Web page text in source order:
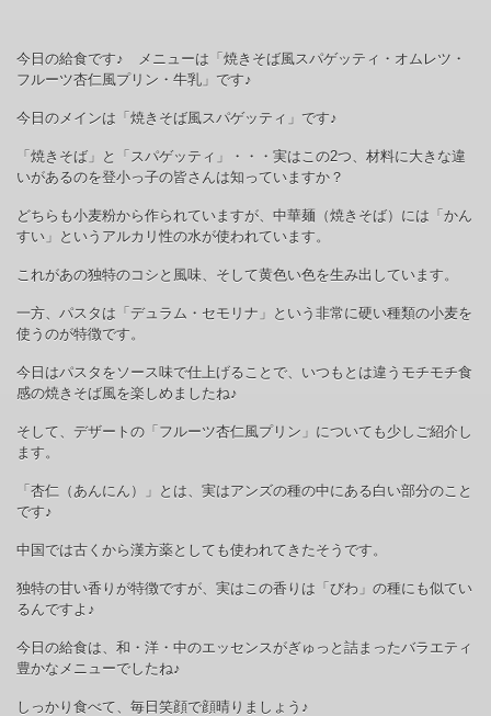
今日の給食です♪ メニューは「焼きそば風スパゲッティ・オムレツ・
フルーツ杏仁風プリン・牛乳」です♪
今日のメインは「焼きそば風スパゲッティ」です♪
「焼きそば」と「スパゲッティ」・・・実はこの2つ、材料に大きな違
いがあるのを登小っ子の皆さんは知っていますか？
どちらも小麦粉から作られていますが、中華麺（焼きそば）には「かん
すい」というアルカリ性の水が使われています。
これがあの独特のコシと風味、そして黄色い色を生み出しています。
一方、パスタは「デュラム・セモリナ」という非常に硬い種類の小麦を
使うのが特徴です。
今日はパスタをソース味で仕上げることで、いつもとは違うモチモチ食
感の焼きそば風を楽しめましたね♪
そして、デザートの「フルーツ杏仁風プリン」についても少しご紹介し
ます。
「杏仁（あんにん）」とは、実はアンズの種の中にある白い部分のこと
です♪
中国では古くから漢方薬としても使われてきたそうです。
独特の甘い香りが特徴ですが、実はこの香りは「びわ」の種にも似てい
るんですよ♪
今日の給食は、和・洋・中のエッセンスがぎゅっと詰まったバラエティ
豊かなメニューでしたね♪
しっかり食べて、毎日笑顔で顔晴りましょう♪